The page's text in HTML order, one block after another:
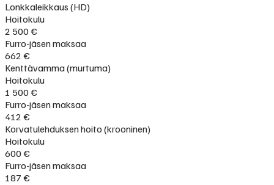
Lonkkaleikkaus (HD)
Hoitokulu
2 500 €
Furro-jäsen maksaa
662 €
Kenttävamma (murtuma)
Hoitokulu
1 500 €
Furro-jäsen maksaa
412 €
Korvatulehduksen hoito (krooninen)
Hoitokulu
600 €
Furro-jäsen maksaa
187 €